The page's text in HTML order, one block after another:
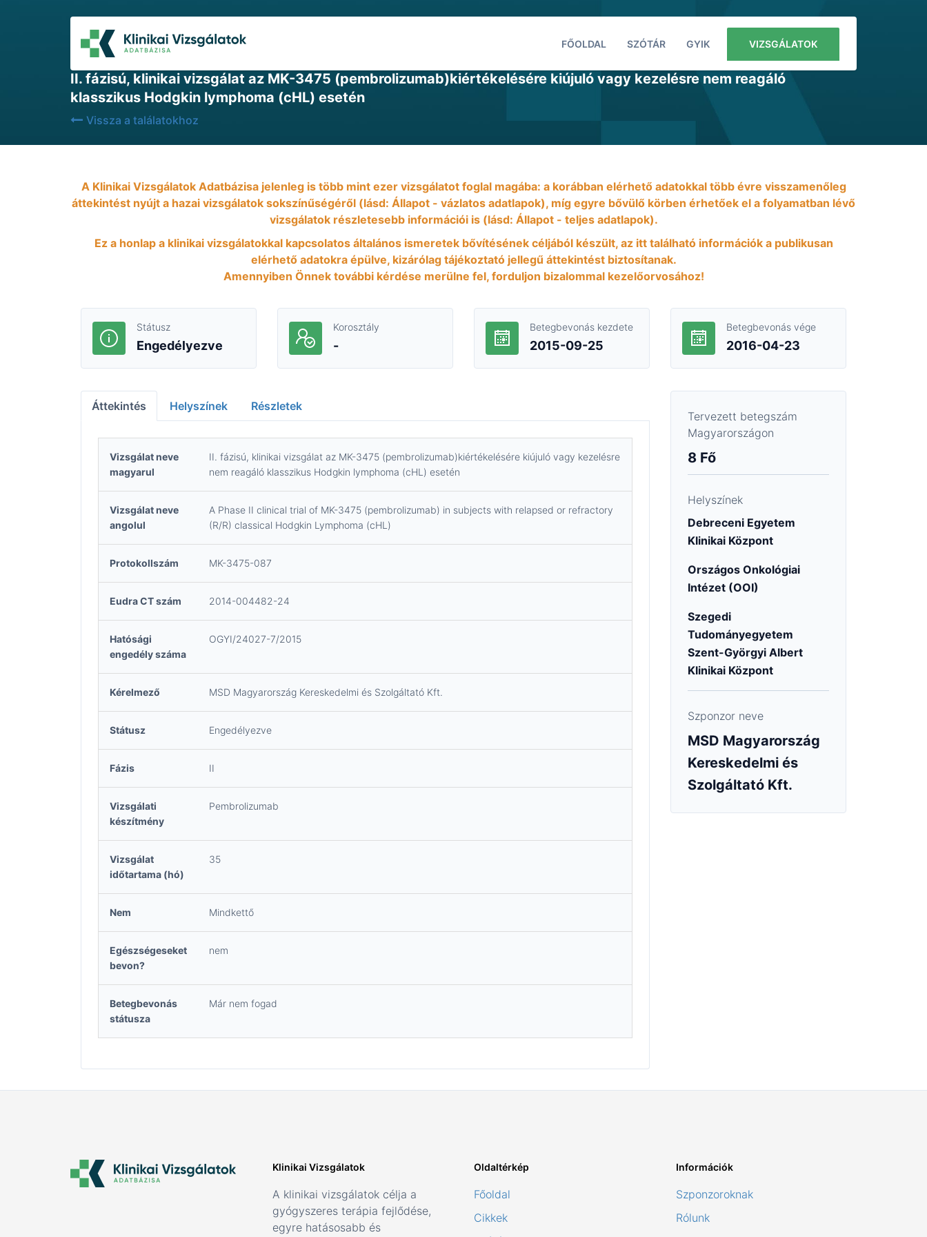
FŐOLDAL SZÓTÁR GYIK
VIZSGÁLATOK
2021-11-24
II. fázisú, klinikai vizsgálat az MK-3475 (pembrolizumab)kiértékelésére kiújuló vagy kezelésre nem reagáló
klasszikus Hodgkin lymphoma (cHL) esetén
Vissza a találatokhoz
A Klinikai Vizsgálatok Adatbázisa jelenleg is több mint ezer vizsgálatot foglal magába: a korábban elérhető adatokkal több évre visszamenőleg
áttekintést nyújt a hazai vizsgálatok sokszínűségéről (lásd: Állapot - vázlatos adatlapok), míg egyre bővülő körben érhetőek el a folyamatban lévő
vizsgálatok részletesebb információi is (lásd: Állapot - teljes adatlapok).
Ez a honlap a klinikai vizsgálatokkal kapcsolatos általános ismeretek bővítésének céljából készült, az itt található információk a publikusan
elérhető adatokra épülve, kizárólag tájékoztató jellegű áttekintést biztosítanak.
Amennyiben Önnek további kérdése merülne fel, forduljon bizalommal kezelőorvosához!
Státusz
Engedélyezve
Korosztály
-
Betegbevonás kezdete
2015-09-25
Betegbevonás vége
2016-04-23
Áttekintés Helyszínek Részletek
Vizsgálat neve
magyarul
II. fázisú, klinikai vizsgálat az MK-3475 (pembrolizumab)kiértékelésére kiújuló vagy kezelésre
nem reagáló klasszikus Hodgkin lymphoma (cHL) esetén
Vizsgálat neve
angolul
A Phase II clinical trial of MK-3475 (pembrolizumab) in subjects with relapsed or refractory
(R/R) classical Hodgkin Lymphoma (cHL)
Protokollszám MK-3475-087
Eudra CT szám 2014-004482-24
Hatósági
engedély száma
OGYI/24027-7/2015
Kérelmező MSD Magyarország Kereskedelmi és Szolgáltató Kft.
Státusz Engedélyezve
Fázis II
Vizsgálati
készítmény
Pembrolizumab
Vizsgálat
időtartama (hó)
35
Nem Mindkettő
Egészségeseket
bevon?
nem
Betegbevonás
státusza
Már nem fogad
Tervezett betegszám
Magyarországon
8 Fő
Helyszínek
Debreceni Egyetem
Klinikai Központ
Országos Onkológiai
Intézet (OOI)
Szegedi
Tudományegyetem
Szent-Györgyi Albert
Klinikai Központ
Szponzor neve
MSD Magyarország
Kereskedelmi és
Szolgáltató Kft.
Klinikai Vizsgálatok
A klinikai vizsgálatok célja a
gyógyszeres terápia fejlődése,
egyre hatásosabb és
Oldaltérkép
Főoldal
Cikkek
Információk
Szponzoroknak
Rólunk